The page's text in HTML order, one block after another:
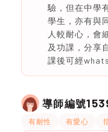
驗，但在中學
學生，亦有與
人較耐心，會
及功課，分享
課後可經
導師編號
有耐性 有愛心